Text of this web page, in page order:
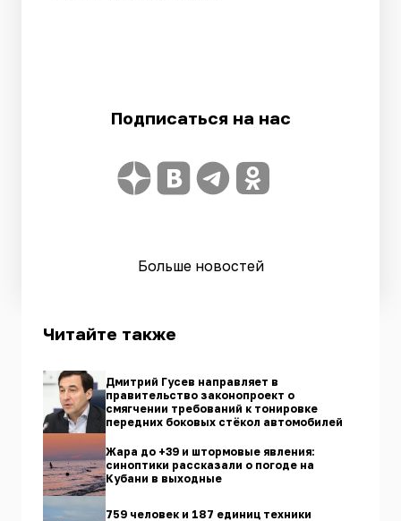
Подписаться на нас
Больше новостей
Читайте также
Дмитрий Гусев направляет в
правительство законопроект о
смягчении требований к тонировке
передних боковых стёкол автомобилей
Жара до +39 и штормовые явления:
синоптики рассказали о погоде на
Кубани в выходные
759 человек и 187 единиц техники